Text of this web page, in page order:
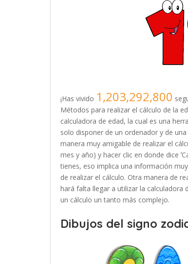
¡Has vivido 1,203,292,800
Métodos para realizar el cálculo de la
calculadora de edad, la cual es una
solo disponer de un ordenador y de
manera muy amigable de realizar el
mes y año) y hacer clic en donde dice
tienes, eso implica una información
de realizar el cálculo. Otra manera de
hará falta llegar a utilizar la calculadora
un cálculo un tanto más complejo.
Dibujos del signo